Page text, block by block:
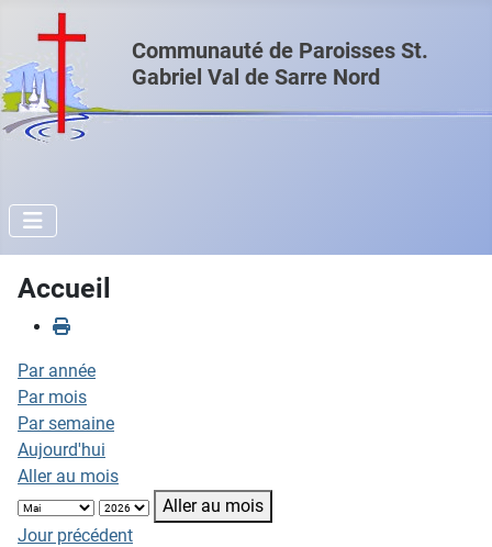
Communauté de Paroisses St.
Gabriel Val de Sarre Nord
Accueil
Par année
Par mois
Par semaine
Aujourd'hui
Aller au mois
Aller au mois
Jour précédent